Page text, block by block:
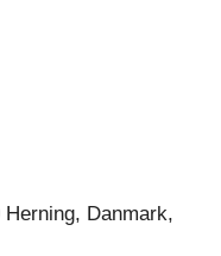
Danmark,